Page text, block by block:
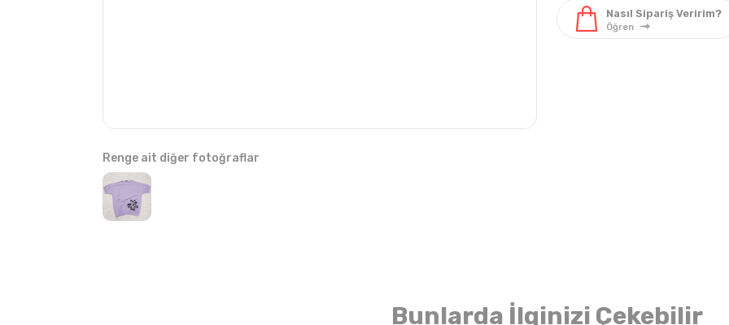
Renge ait diğer fotoğraflar
Bunlarda İlginizi Çekebilir